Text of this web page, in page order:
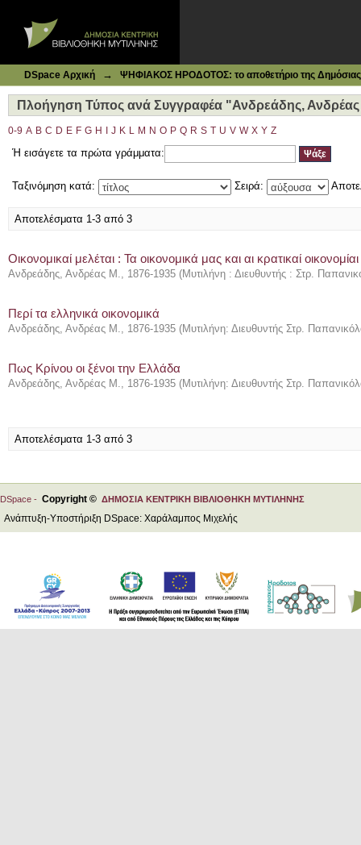
DSpace Αρχική → ΨΗΦΙΑΚΟΣ ΗΡΟΔΟΤΟΣ: το αποθετήριο της Δημόσιας
Πλοήγηση Τύπος ανά Συγγραφέα "Ανδρεάδης,
0-9 A B C D E F G H J K L M N O P Q R S T U V W X Y Z
Ή εισάγετε τα πρώτα γράμματα:
Ταξινόμηση κατά: Σειρά:
Αποτελέσματα 1-3 από 3
Οικονομικαί μελέται : Τα οικονομικά μας και αι κρατικαί οικονομίαι
Ανδρεάδης, Ανδρέας Μ., 1876-1935 (Μυτιλήνη : Διευθυντής : Στρ.
Περί τα ελληνικά οικονομικά
Ανδρεάδης, Ανδρέας Μ., 1876-1935 (Μυτιλήνη: Διευθυντής Στρ.
Πως Κρίνου οι ξένοι την Ελλάδα
Ανδρεάδης, Ανδρέας Μ., 1876-1935 (Μυτιλήνη: Διευθυντής Στρ.
Αποτελέσματα 1-3 από 3
DSpace - Copyright © ΔΗΜΟΣΙΑ ΚΕΝΤΡΙΚΗ ΒΙΒΛΙΟΘΗΚΗ ΜΥΤΙΛΗΝΗΣ
Ανάπτυξη-Υποστήριξη DSpace: Χαράλαμπος Μιχελής